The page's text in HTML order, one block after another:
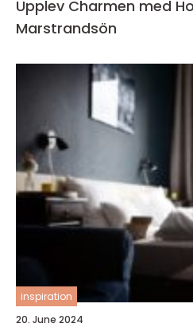
Upplev Charmen med
Marstrandsön
inspiration
20. June 2024